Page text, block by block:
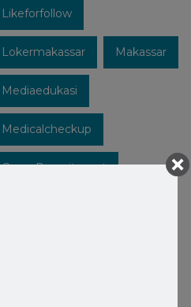
Likeforfollow
Lokermakassar Makassar
Mediaedukasi
Medicalcheckup
Open Recruitment